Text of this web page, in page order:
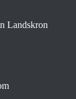
Landskron